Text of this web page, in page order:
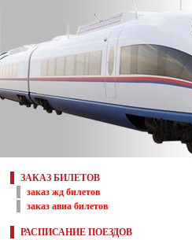
ЗАКАЗ БИЛЕТОВ
заказ жд билетов
заказ авиа билетов
РАСПИСАНИЕ ПОЕЗДОВ